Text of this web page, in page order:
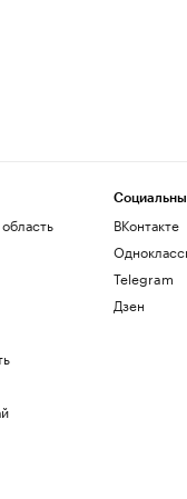
ВКонтакте
Telegram
Дзен